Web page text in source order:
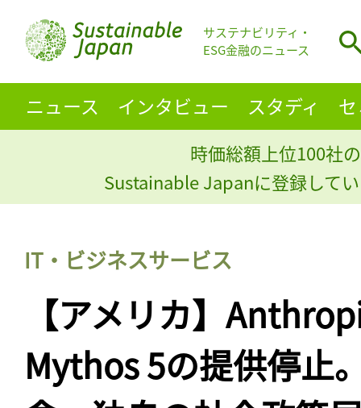
サステナビリティ・
ESG金融のニュース
ニュース インタビュー スタディ
時価総額上位100社
Sustainable Japanに登録して
IT・ビジネスサービス
【アメリカ】
Mythos 5の提供停止